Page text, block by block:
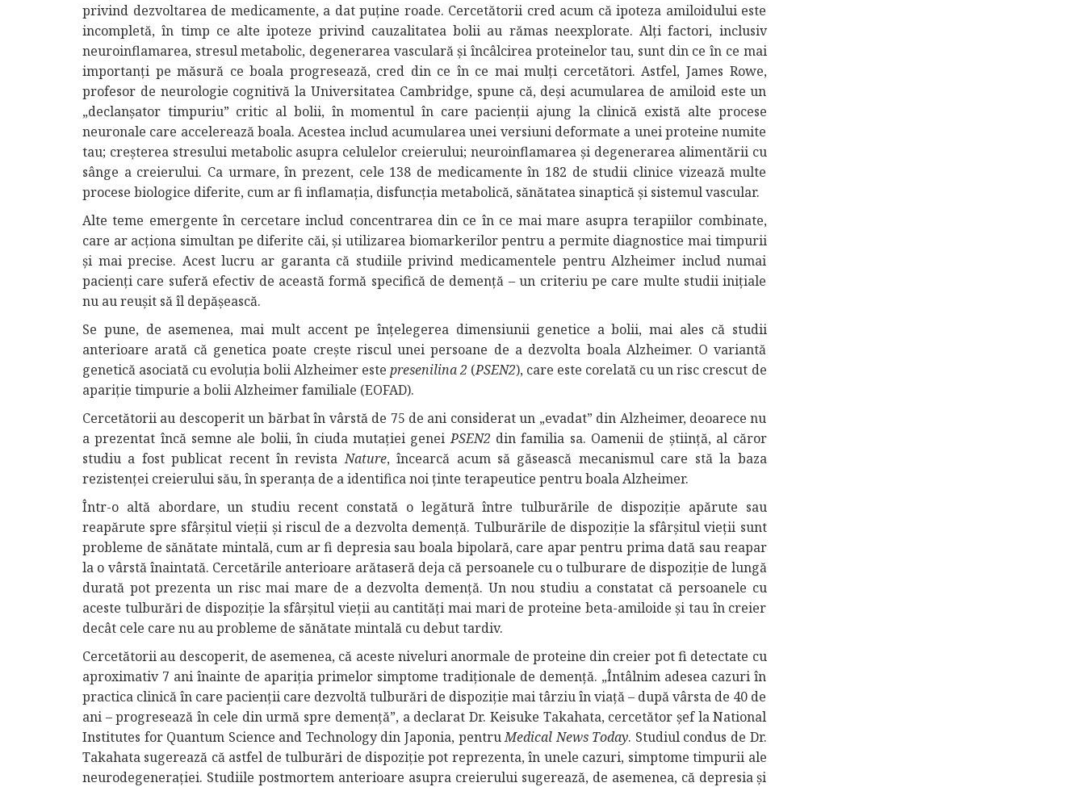
privind dezvoltarea de medicamente, a dat puține roade. Cercetătorii cred acum că ipoteza amiloidului este
incompletă, în timp ce alte ipoteze privind cauzalitatea bolii au rămas neexplorate. Alți factori, inclusiv
neuroinflamarea, stresul metabolic, degenerarea vasculară și încâlcirea proteinelor tau, sunt din ce în ce mai
importanți pe măsură ce boala progresează, cred din ce în ce mai mulți cercetători. Astfel, James Rowe,
profesor de neurologie cognitivă la Universitatea Cambridge, spune că, deși acumularea de amiloid este un
„declanșator timpuriu” critic al bolii, în momentul în care pacienții ajung la clinică există alte procese
neuronale care accelerează boala. Acestea includ acumularea unei versiuni deformate a unei proteine numite
tau; creșterea stresului metabolic asupra celulelor creierului; neuroinflamarea și degenerarea alimentării cu
sânge a creierului. Ca urmare, în prezent, cele 138 de medicamente în 182 de studii clinice vizează multe
procese biologice diferite, cum ar fi inflamația, disfuncția metabolică, sănătatea sinaptică și sistemul vascular.
Alte teme emergente în cercetare includ concentrarea din ce în ce mai mare asupra terapiilor combinate,
care ar acționa simultan pe diferite căi, și utilizarea biomarkerilor pentru a permite diagnostice mai timpurii
și mai precise. Acest lucru ar garanta că studiile privind medicamentele pentru Alzheimer includ numai
pacienți care suferă efectiv de această formă specifică de demență – un criteriu pe care multe studii inițiale
nu au reușit să îl depășească.
Se pune, de asemenea, mai mult accent pe înțelegerea dimensiunii genetice a bolii, mai ales că studii
anterioare arată că genetica poate crește riscul unei persoane de a dezvolta boala Alzheimer. O variantă
genetică asociată cu evoluția bolii Alzheimer estepresenilina 2 (PSEN2), care este corelată cu un risc crescut de
apariție timpurie a bolii Alzheimer familiale (EOFAD).
Cercetătorii au descoperit un bărbat în vârstă de 75 de ani considerat un „evadat” din Alzheimer, deoarece nu
a prezentat încă semne ale bolii, în ciuda mutației geneiPSEN2 din familia sa. Oamenii de știință, al căror
studiu a fost publicat recent în revistaNature, încearcă acum să găsească mecanismul care stă la baza
rezistenței creierului său, în speranța de a identifica noi ținte terapeutice pentru boala Alzheimer.
Într-o altă abordare, un studiu recent constată o legătură între tulburările de dispoziție apărute sau
reapărute spre sfârșitul vieții și riscul de a dezvolta demență. Tulburările de dispoziție la sfârșitul vieții sunt
probleme de sănătate mintală, cum ar fi depresia sau boala bipolară, care apar pentru prima dată sau reapar
la o vârstă înaintată. Cercetările anterioare arătaseră deja că persoanele cu o tulburare de dispoziție de lungă
durată pot prezenta un risc mai mare de a dezvolta demență. Un nou studiu a constatat că persoanele cu
aceste tulburări de dispoziție la sfârșitul vieții au cantități mai mari de proteine beta-amiloide și tau în creier
decât cele care nu au probleme de sănătate mintală cu debut tardiv.
Cercetătorii au descoperit, de asemenea, că aceste niveluri anormale de proteine din creier pot fi detectate cu
aproximativ 7 ani înainte de apariția primelor simptome tradiționale de demență. „Întâlnim adesea cazuri în
practica clinică în care pacienții care dezvoltă tulburări de dispoziție mai târziu în viață – după vârsta de 40 de
ani – progresează în cele din urmă spre demență”, a declarat Dr. Keisuke Takahata, cercetător șef la National
Institutes for Quantum Science and Technology din Japonia, pentruMedical News Today. Studiul condus de Dr.
Takahata sugerează că astfel de tulburări de dispoziție pot reprezenta, în unele cazuri, simptome timpurii ale
neurodegenerației. Studiile postmortem anterioare asupra creierului sugerează, de asemenea, că depresia și